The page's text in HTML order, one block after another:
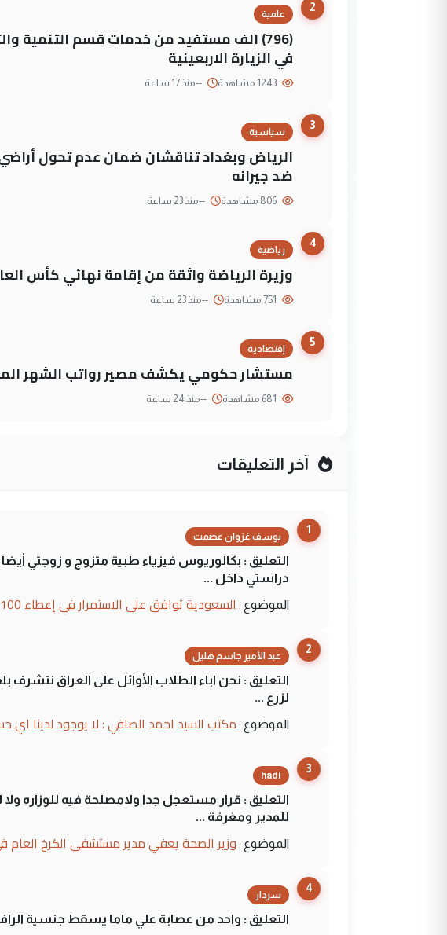
2
علمية
(796) الف مستفيد من خدمات قسم التنمية
في الزيارة الاربعينية
--منذ 17 ساعة
3
سياسية
الرياض وبغداد تناقشان ضمان عدم تحول
ضد جيرانه
--منذ 23 ساعة
4
رياضية
وزيرة الرياضة واثقة من إقامة نهائي كأس العالم 2030 في
--منذ 23 ساعة
5
إقتصادية
مستشار حكومي يكشف مصير رواتب الشهر
--منذ 24 ساعة
آخر التعليقات
1
يوسف غزوان عصمت
التعليق : بكالوريوس فيزياء طبية متزوج و زوجتي
دراستي داخل ...
الموضوع : السعودية توافق على الاستمرار في إعطاء 100 منحة دراسية للطلبة العراقيين في جامعاتها سنويا
2
عبد الأمير جاسم هليل
التعليق : نحن اباء الطلاب الأوائل على العراق نتشرف
لزرع ...
الموضوع : مكتب السيد احمد الصافي : لا يوجود لدينا اي
3
hadi
التعليق : قرار مستعجل جدا ولامصلحة فيه للوزاره
للمدير ومغرفة ...
الموضوع : وزير الصحة يعفي مدير مستشفى الكرخ العام
4
سردار
التعليق : واحد من عصابة علي ماما يسقط جنسية